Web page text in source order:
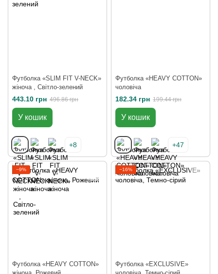
Футболка «SLIM FIT V-NECK»
жіноча , Світло-зелений
443.10 грн 496.86 грн
У кошик
+8
Футболка «HEAVY COTTON»
чоловіча
182.34 грн 199.44 грн
У кошик
+47
−9%
Футболка «HEAVY COTTON»
−16%
Футболка «EXCLUSIVE»